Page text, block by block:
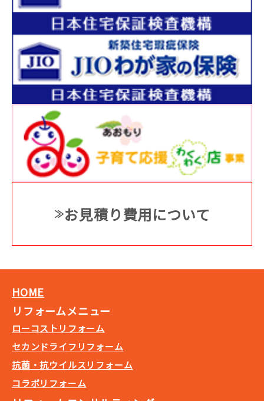
お見積り費用について
HOME
リフォームメニュー
ローコストリフォーム
セカンドライフリフォーム
抗菌・抗ウイルスリフォーム
コラボリフォーム